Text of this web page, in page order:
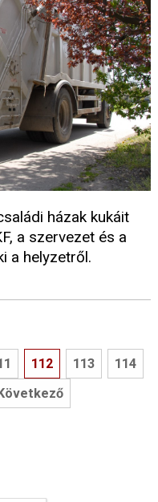
házak kukáit
a szervezet és a
a helyzetről.
112 113 114
Következő